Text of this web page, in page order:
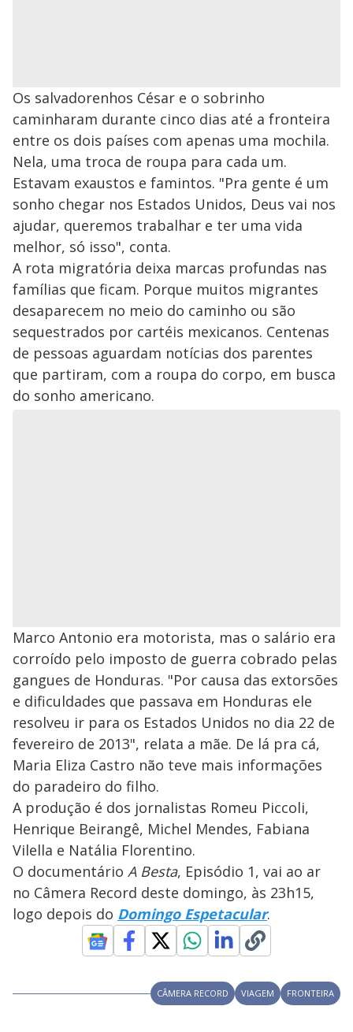
Os salvadorenhos César e o sobrinho
caminharam durante cinco dias até a fronteira
entre os dois países com apenas uma mochila.
Nela, uma troca de roupa para cada um.
Estavam exaustos e famintos. "Pra gente é um
sonho chegar nos Estados Unidos, Deus vai nos
ajudar, queremos trabalhar e ter uma vida
melhor, só isso", conta.
A rota migratória deixa marcas profundas nas
famílias que ficam. Porque muitos migrantes
desaparecem no meio do caminho ou são
sequestrados por cartéis mexicanos. Centenas
de pessoas aguardam notícias dos parentes
que partiram, com a roupa do corpo, em busca
do sonho americano.
Marco Antonio era motorista, mas o salário era
corroído pelo imposto de guerra cobrado pelas
gangues de Honduras. "Por causa das extorsões
e dificuldades que passava em Honduras ele
resolveu ir para os Estados Unidos no dia 22 de
fevereiro de 2013", relata a mãe. De lá pra cá,
Maria Eliza Castro não teve mais informações
do paradeiro do filho.
A produção é dos jornalistas Romeu Piccoli,
Henrique Beirangê, Michel Mendes, Fabiana
Vilella e Natália Florentino.
O documentário A Besta, Episódio 1, vai ao ar
no Câmera Record deste domingo, às 23h15,
logo depois do Domingo Espetacular.
CÂMERA RECORD VIAGEM FRONTEIRA